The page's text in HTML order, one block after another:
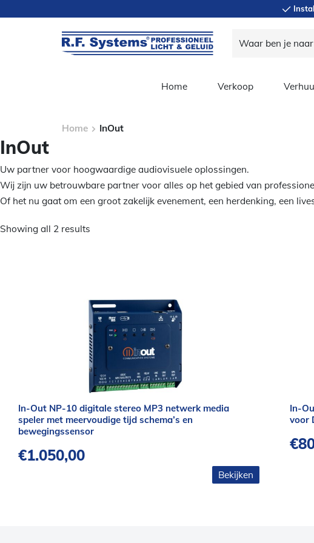
Home Verkoop
Home InOut
InOut
Uw partner voor hoogwaardige audiovisuele oplossingen.
Wij zijn uw betrouwbare partner voor alles op het gebied van
Of het nu gaat om een groot zakelijk evenement, een herdenking, een
Showing all 2 results
In-Out NP-10 digitale stereo MP3 netwerk media
speler met meervoudige tijd schema’s en
bewegingssensor
€1.050,00
Bekijken
In-
voor
€